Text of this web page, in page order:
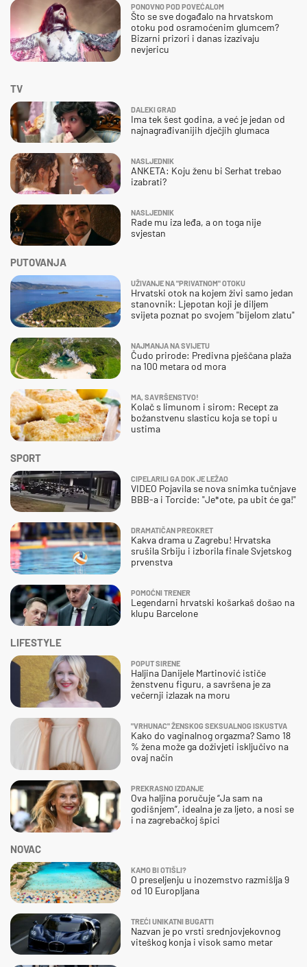
PONOVNO POD POVEĆALOM
Što se sve događalo na hrvatskom
otoku pod osramoćenim glumcem?
Bizarni prizori i danas izazivaju
nevjericu
SPORT
CIPELARILI GA DOK JE LEŽAO
VIDEO Pojavila se nova snimka tučnjave
BBB-a i Torcide: "Je*ote, pa ubit će ga!"
DRAMATIČAN PREOKRET
Kakva drama u Zagrebu! Hrvatska
srušila Srbiju i izborila finale Svjetskog
prvenstva
POMOĆNI TRENER
Legendarni hrvatski košarkaš došao na
klupu Barcelone
TV
DALEKI GRAD
Ima tek šest godina, a već je jedan od
najnagrađivanijih dječjih glumaca
NASLJEDNIK
ANKETA: Koju ženu bi Serhat trebao
izabrati?
NASLJEDNIK
Rade mu iza leđa, a on toga nije
svjestan
PUTOVANJA
UŽIVANJE NA "PRIVATNOM" OTOKU
Hrvatski otok na kojem živi samo jedan
stanovnik: Ljepotan koji je diljem
svijeta poznat po svojem "bijelom zlatu"
NAJMANJA NA SVIJETU
Čudo prirode: Predivna pješčana plaža
na 100 metara od mora
MA, SAVRŠENSTVO!
Kolač s limunom i sirom: Recept za
božanstvenu slasticu koja se topi u
ustima
NOVAC
KAMO BI OTIŠLI?
O preseljenju u inozemstvo razmišlja 9
od 10 Europljana
TREĆI UNIKATNI BUGATTI
Nazvan je po vrsti srednjovjekovnog
viteškog konja i visok samo metar
LIFESTYLE
POPUT SIRENE
Haljina Danijele Martinović ističe
ženstvenu figuru, a savršena je za
večernji izlazak na moru
"VRHUNAC" ŽENSKOG SEKSUALNOG ISKUSTVA
Kako do vaginalnog orgazma? Samo 18
% žena može ga doživjeti isključivo na
ovaj način
PREKRASNO IZDANJE
Ova haljina poručuje “Ja sam na
godišnjem”, idealna je za ljeto, a nosi se
i na zagrebačkoj špici